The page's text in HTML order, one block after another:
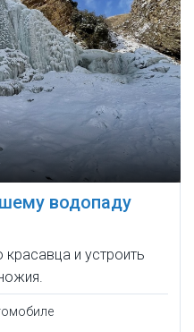
водопаду
и устроить